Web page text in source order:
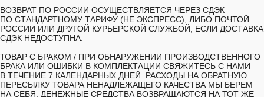
ВОЗВРАТ ПО РОССИИ ОСУЩЕСТВЛЯЕТСЯ ЧЕРЕЗ СДЭК
ПО СТАНДАРТНОМУ ТАРИФУ (НЕ ЭКСПРЕСС), ЛИБО ПОЧТОЙ
РОССИИ ИЛИ ДРУГОЙ КУРЬЕРСКОЙ СЛУЖБОЙ, ЕСЛИ ДОСТАВКА
СДЭК НЕДОСТУПНА.
ТОВАР С БРАКОМ / ПРИ ОБНАРУЖЕНИИ ПРОИЗВОДСТВЕННОГО
БРАКА ИЛИ ОШИБКИ В КОМПЛЕКТАЦИИ СВЯЖИТЕСЬ С НАМИ
В ТЕЧЕНИЕ 7 КАЛЕНДАРНЫХ ДНЕЙ. РАСХОДЫ НА ОБРАТНУЮ
ПЕРЕСЫЛКУ ТОВАРА НЕНАДЛЕЖАЩЕГО КАЧЕСТВА МЫ БЕРЕМ
НА СЕБЯ. ДЕНЕЖНЫЕ СРЕДСТВА ВОЗВРАЩАЮТСЯ НА ТОТ ЖЕ